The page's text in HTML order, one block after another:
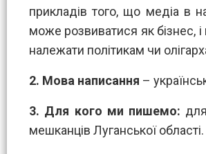
прикладів того, що медіа в
може розвиватися як бізнес,
належати політикам чи
2. Мова написання –
3. Для кого ми пишемо:
мешканців Луганської області.